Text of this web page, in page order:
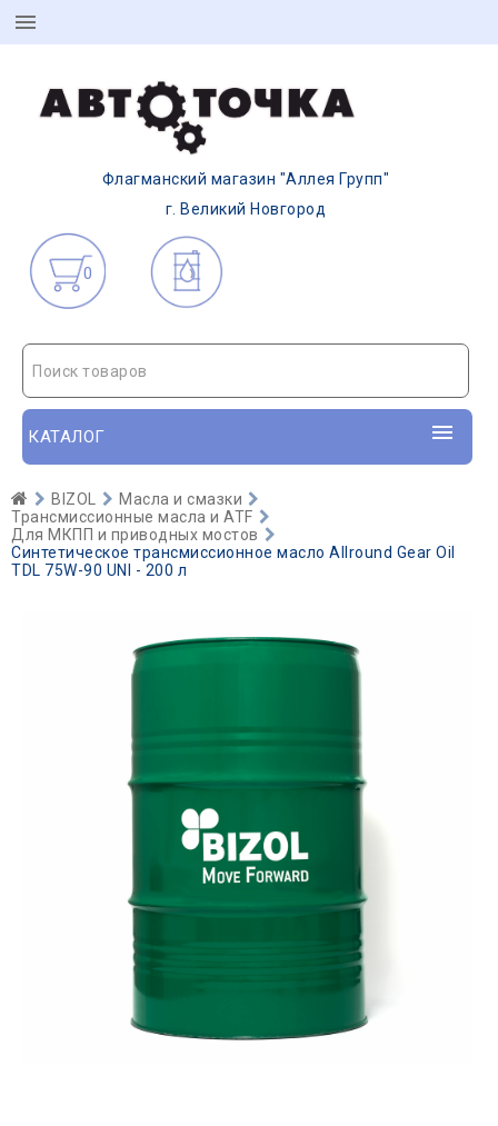
Флагманский магазин "Аллея Групп"
г. Великий Новгород
0
Поиск товаров
КАТАЛОГ
BIZOL
Масла и смазки
Трансмиссионные масла и ATF
Для МКПП и приводных мостов
Синтетическое трансмиссионное масло Allround Gear Oil
TDL 75W-90 UNI - 200 л